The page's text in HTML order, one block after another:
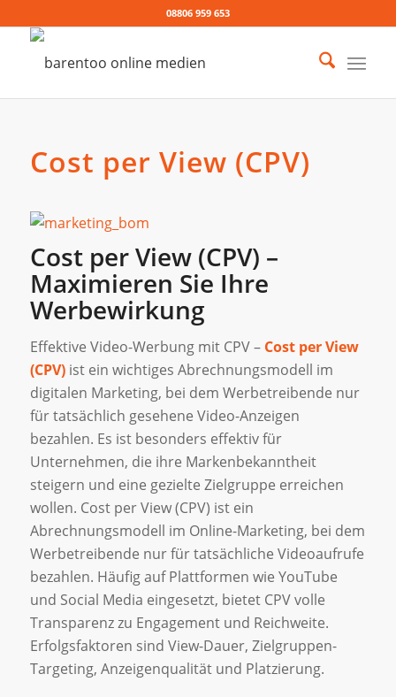
08806 959 653
Cost per View (CPV)
Cost per View (CPV) –
Maximieren Sie Ihre
Werbewirkung
Effektive Video-Werbung mit CPV – Cost per View
(CPV)ist ein wichtiges Abrechnungsmodell im
digitalen Marketing, bei dem Werbetreibende nur
für tatsächlich gesehene Video-Anzeigen
bezahlen. Es ist besonders effektiv für
Unternehmen, die ihre Markenbekanntheit
steigern und eine gezielte Zielgruppe erreichen
wollen. Cost per View (CPV) ist ein
Abrechnungsmodell im Online-Marketing, bei dem
Werbetreibende nur für tatsächliche Videoaufrufe
bezahlen. Häufig auf Plattformen wie YouTube
und Social Media eingesetzt, bietet CPV volle
Transparenz zu Engagement und Reichweite.
Erfolgsfaktoren sind View-Dauer, Zielgruppen-
Targeting, Anzeigenqualität und Platzierung.